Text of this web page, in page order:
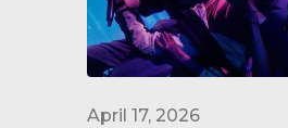
April 17, 2026